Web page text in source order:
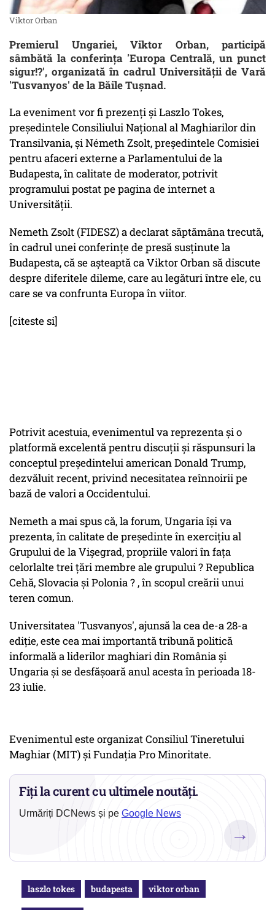
Viktor Orban
Premierul Ungariei, Viktor Orban, participă
sâmbătă la conferința 'Europa Centrală, un punct
sigur!?', organizată în cadrul Universității de Vară
'Tusvanyos' de la Băile Tușnad.
La eveniment vor fi prezenți și Laszlo Tokes,
președintele Consiliului Național al Maghiarilor din
Transilvania, și Németh Zsolt, președintele Comisiei
pentru afaceri externe a Parlamentului de la
Budapesta, în calitate de moderator, potrivit
programului postat pe pagina de internet a
Universității.
Nemeth Zsolt (FIDESZ) a declarat săptămâna trecută,
în cadrul unei conferințe de presă susținute la
Budapesta, că se așteaptă ca Viktor Orban să discute
despre diferitele dileme, care au legături între ele, cu
care se va confrunta Europa în viitor.
[citeste si]
Potrivit acestuia, evenimentul va reprezenta și o
platformă excelentă pentru discuții și răspunsuri la
conceptul președintelui american Donald Trump,
dezvăluit recent, privind necesitatea reînnoirii pe
bază de valori a Occidentului.
Nemeth a mai spus că, la forum, Ungaria își va
prezenta, în calitate de președinte în exercițiu al
Grupului de la Vișegrad, propriile valori în fața
celorlalte trei țări membre ale grupului ? Republica
Cehă, Slovacia și Polonia ? , în scopul creării unui
teren comun.
Universitatea 'Tusvanyos', ajunsă la cea de-a 28-a
ediție, este cea mai importantă tribună politică
informală a liderilor maghiari din România și
Ungaria și se desfășoară anul acesta în perioada 18-
23 iulie.
Evenimentul este organizat Consiliul Tineretului
Maghiar (MIT) și Fundația Pro Minoritate.
Fiți la curent cu ultimele noutăți.
Urmăriți DCNews și pe Google News
→
laszlo tokes budapesta viktor orban